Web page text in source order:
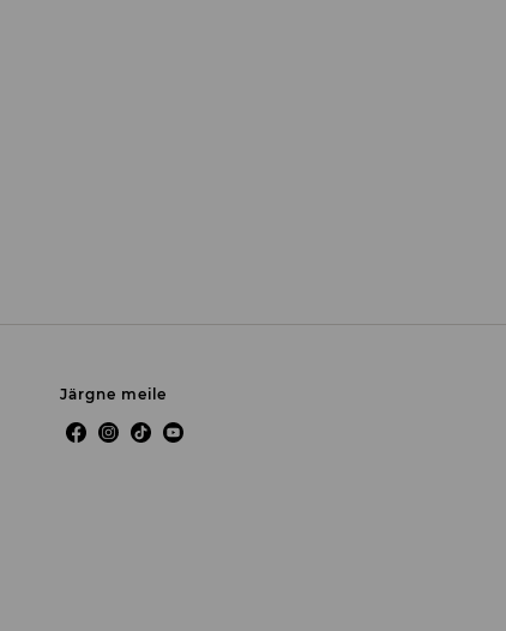
Järgne meile